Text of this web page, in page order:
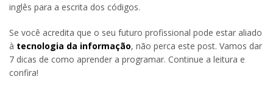
inglês para a escrita dos códigos.
Se você acredita que o seu futuro profissional pode estar aliado
à tecnologia da informação, não perca este post. Vamos dar
7 dicas de como aprender a programar. Continue a leitura e
confira!